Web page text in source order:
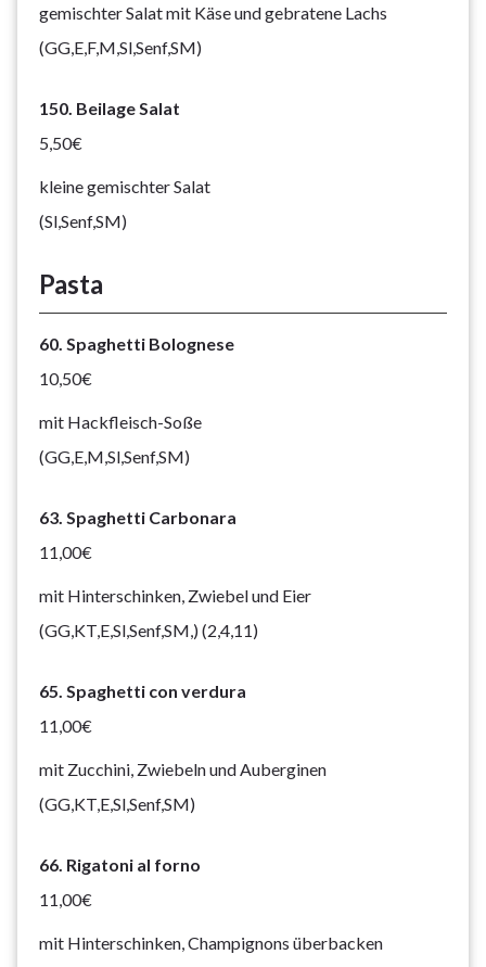
gemischter Salat mit Käse und gebratene Lachs
(GG,E,F,M,Sl,Senf,SM)
150. Beilage Salat
5,50€
kleine gemischter Salat
(Sl,Senf,SM)
Pasta
60. Spaghetti Bolognese
10,50€
mit Hackfleisch-Soße
(GG,E,M,Sl,Senf,SM)
63. Spaghetti Carbonara
11,00€
mit Hinterschinken, Zwiebel und Eier
(GG,KT,E,Sl,Senf,SM,) (2,4,11)
65. Spaghetti con verdura
11,00€
mit Zucchini, Zwiebeln und Auberginen
(GG,KT,E,Sl,Senf,SM)
66. Rigatoni al forno
11,00€
mit Hinterschinken, Champignons überbacken